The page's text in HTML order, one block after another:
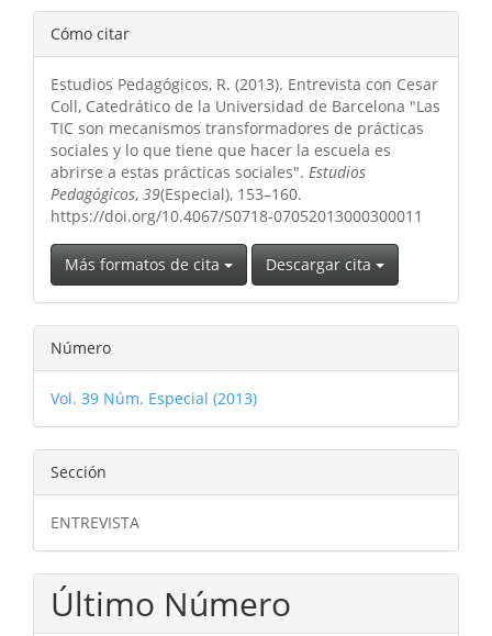
Detalles
del
artículo
Cómo citar
Estudios Pedagógicos, R. (2013). Entrevista con Cesar
Coll, Catedrático de la Universidad de Barcelona "Las
TIC son mecanismos transformadores de prácticas
sociales y lo que tiene que hacer la escuela es
abrirse a estas prácticas sociales". Estudios
Pedagógicos, 39(Especial), 153–160.
https://doi.org/10.4067/S0718-07052013000300011
Más formatos de cita Descargar cita
Número
Vol. 39 Núm. Especial (2013)
Sección
ENTREVISTA
Último Número